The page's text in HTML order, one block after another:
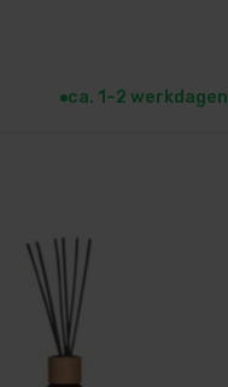
ca. 1–2 werkdagen